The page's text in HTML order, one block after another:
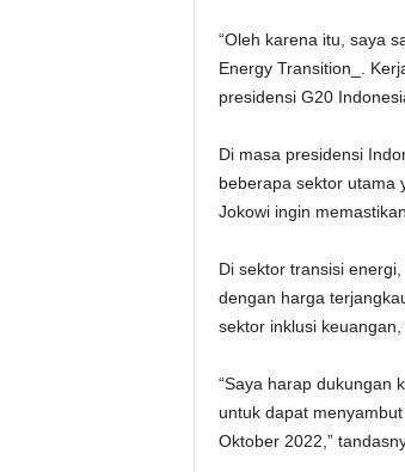
“Oleh karena itu, saya
Energy Transition_.
presidensi G20
Di masa presidensi
beberapa sektor utama
Jokowi ingin
Di sektor transisi
dengan harga
sektor inklusi
“Saya harap dukungan
untuk dapat
Oktober 2022,”